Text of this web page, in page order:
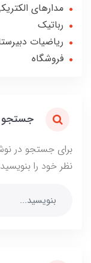
مدارهای
رباتیک
ریاضیات
فروشگاه
جستجو
برای جستجو در
نظر خود را